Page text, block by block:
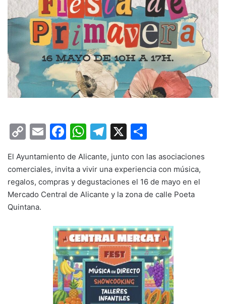
C
p
y
Li
n
E
ai
l
F
c
e
b
o
k
W
at
s
A
p
T
e
gr
a
X
m
p
ar
El Ayuntamiento de Alicante, junto con las asociaciones
comerciales, invita a vivir una experiencia con música,
regalos, compras y degustaciones el 16 de mayo en el
Mercado Central de Alicante y la zona de calle Poeta
Quintana.